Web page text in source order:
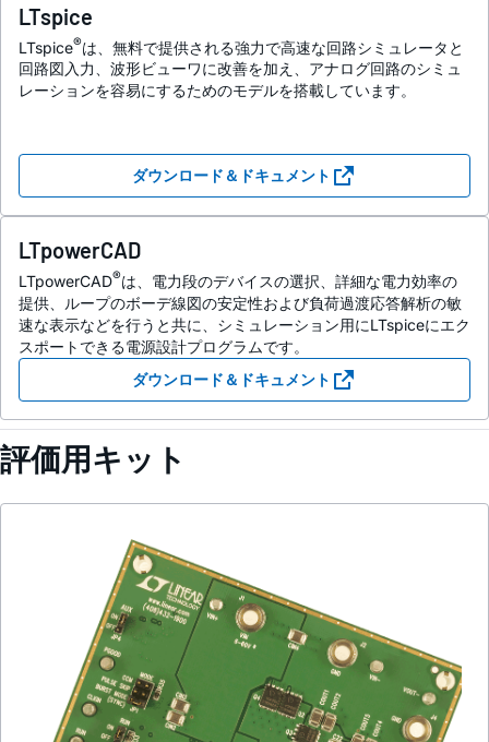
LTspice
LTspice®は、無料で提供される強力で高速な回路シミュレータと
回路図入力、波形ビューワに改善を加え、アナログ回路のシミュ
レーションを容易にするためのモデルを搭載しています。
ダウンロード＆ドキュメント
LTpowerCAD
LTpowerCAD®は、電力段のデバイスの選択、詳細な電力効率の
提供、ループのボーデ線図の安定性および負荷過渡応答解析の敏
速な表示などを行うと共に、シミュレーション用にLTspiceにエク
スポートできる電源設計プログラムです。
ダウンロード＆ドキュメント
評価用キット